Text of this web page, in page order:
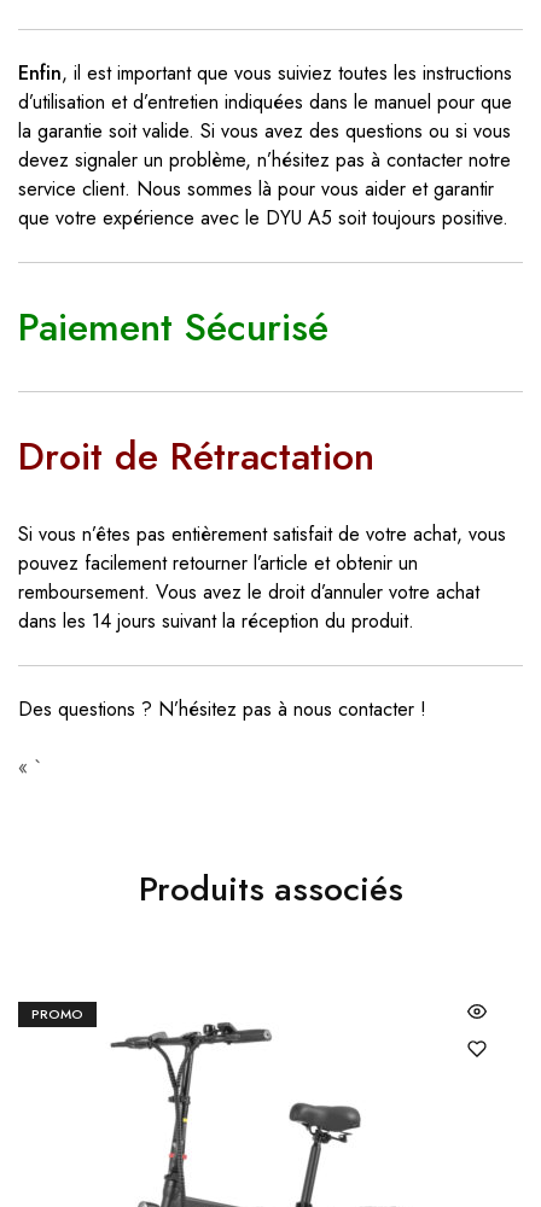
Enfin, il est important que vous suiviez toutes les instructions
d’utilisation et d’entretien indiquées dans le manuel pour que
la garantie soit valide. Si vous avez des questions ou si vous
devez signaler un problème, n’hésitez pas à contacter notre
service client. Nous sommes là pour vous aider et garantir
que votre expérience avec le DYU A5 soit toujours positive.
Paiement Sécurisé
Droit de Rétractation
Si vous n’êtes pas entièrement satisfait de votre achat, vous
pouvez facilement retourner l’article et obtenir un
remboursement. Vous avez le droit d’annuler votre achat
dans les 14 jours suivant la réception du produit.
Des questions ? N’hésitez pas à nous contacter !
« `
Produits associés
PROMO